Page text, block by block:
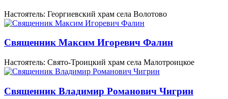
Настоятель: Георгиевский храм села Волотово
Священник Максим Игоревич Фалин
Настоятель: Свято-Троицкий храм села Малотроицкое
Священник Владимир Романович Чигрин